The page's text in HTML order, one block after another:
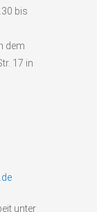
bis
dem
17 in
unter